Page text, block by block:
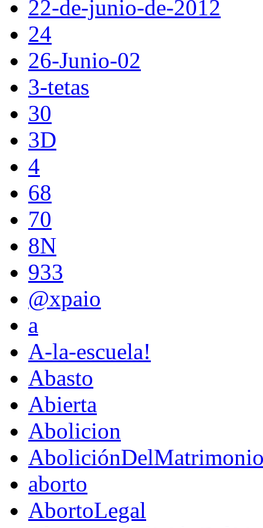
22-de-junio-de-2012
24
26-Junio-02
3-tetas
30
3D
4
68
70
8N
933
@xpaio
a
A-la-escuela!
Abasto
Abierta
Abolicion
aborto
AbortoLegal